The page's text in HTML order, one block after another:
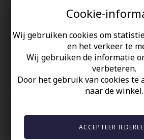
Cookie-
Wij gebruiken cookies om
en het verkeer te
Wij gebruiken de informatie
verbeteren.
Door het gebruik van cookies te
naar de winkel.
Uw veiligheid
Op Voorraad
100% nikkelvrij sieraden
60 dagen retour
Snelle bezorging